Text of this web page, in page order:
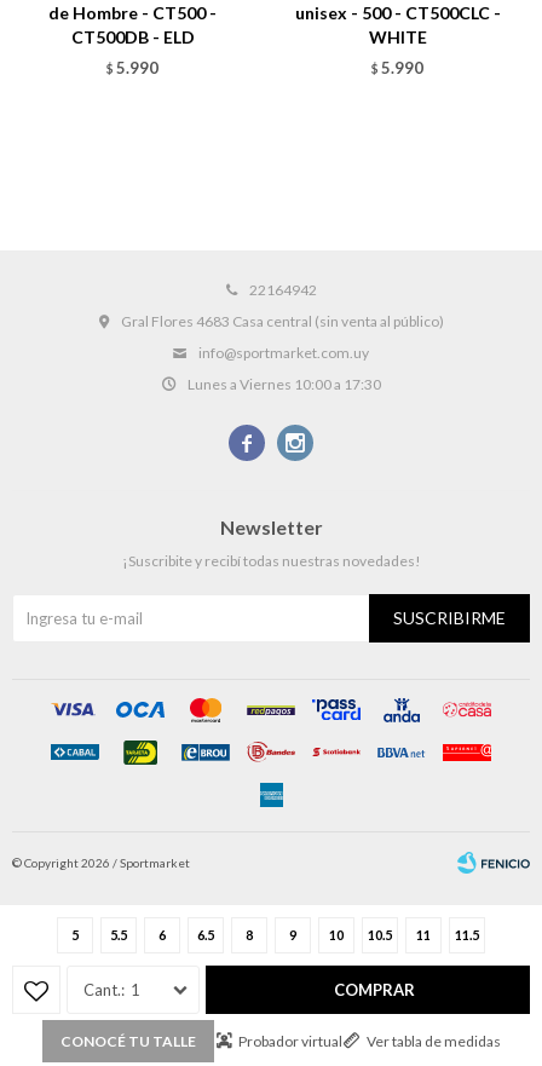
5 5.5 6 6.5 8 9 10 10.5 11 11.5
1 COMPRAR
CONOCÉ TU TALLE Probador virtual Ver tabla de medidas
de Hombre - CT500 -
CT500DB - ELD
$ 5.990
unisex - 500 - CT500CLC -
WHITE
$ 5.990
22164942
Gral Flores 4683 Casa central (sin venta al público)
info@sportmarket.com.uy
Lunes a Viernes 10:00 a 17:30
 
Newsletter
¡Suscribite y recibí todas nuestras novedades!
SUSCRIBIRME
© Copyright 2026 / Sportmarket